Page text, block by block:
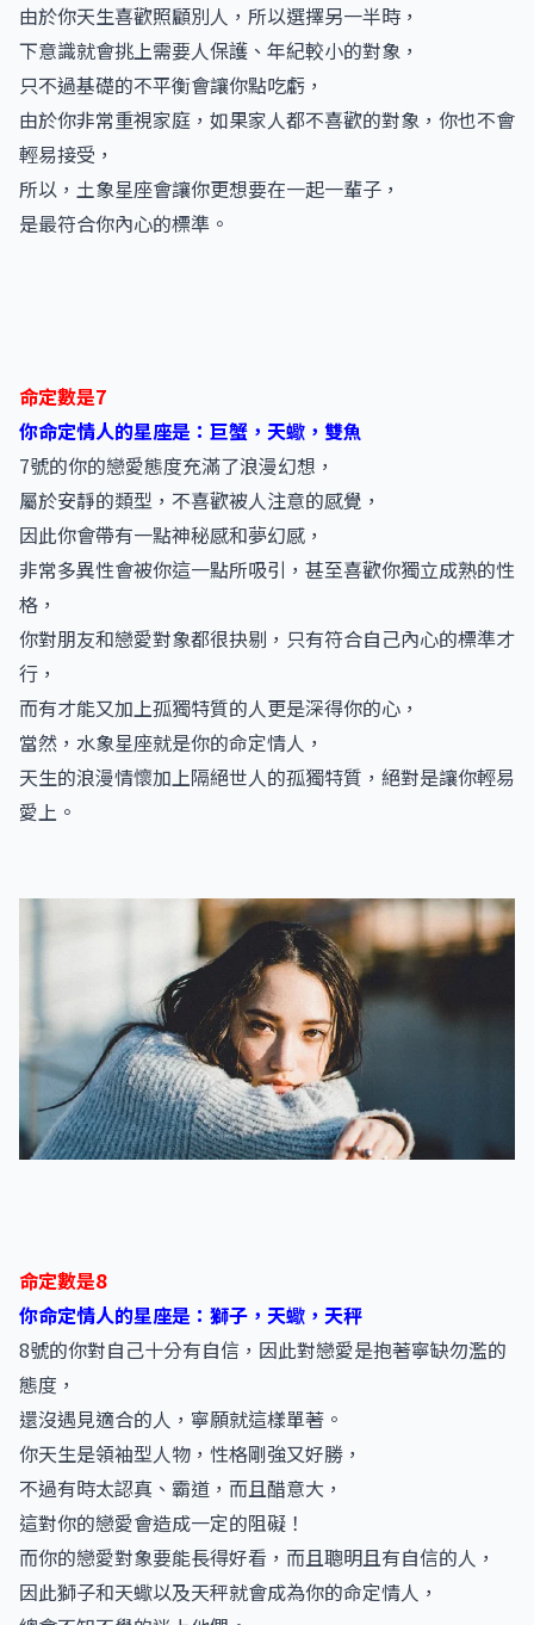
由於你天生喜歡照顧別人，所以選擇另一半時，
下意識就會挑上需要人保護、年紀較小的對象，
只不過基礎的不平衡會讓你點吃虧，
由於你非常重視家庭，如果家人都不喜歡的對象，你也不會
輕易接受，
所以，土象星座會讓你更想要在一起一輩子，
是最符合你內心的標準。
命定數是7
你命定情人的星座是：巨蟹，天蠍，雙魚
7號的你的戀愛態度充滿了浪漫幻想，
屬於安靜的類型，不喜歡被人注意的感覺，
因此你會帶有一點神秘感和夢幻感，
非常多異性會被你這一點所吸引，甚至喜歡你獨立成熟的性
格，
你對朋友和戀愛對象都很抉剔，只有符合自己內心的標準才
行，
而有才能又加上孤獨特質的人更是深得你的心，
當然，水象星座就是你的命定情人，
天生的浪漫情懷加上隔絕世人的孤獨特質，絕對是讓你輕易
愛上。
命定數是8
你命定情人的星座是：獅子，天蠍，天秤
8號的你對自己十分有自信，因此對戀愛是抱著寧缺勿濫的
態度，
還沒遇見適合的人，寧願就這樣單著。
你天生是領袖型人物，性格剛強又好勝，
不過有時太認真、霸道，而且醋意大，
這對你的戀愛會造成一定的阻礙！
而你的戀愛對象要能長得好看，而且聰明且有自信的人，
因此獅子和天蠍以及天秤就會成為你的命定情人，